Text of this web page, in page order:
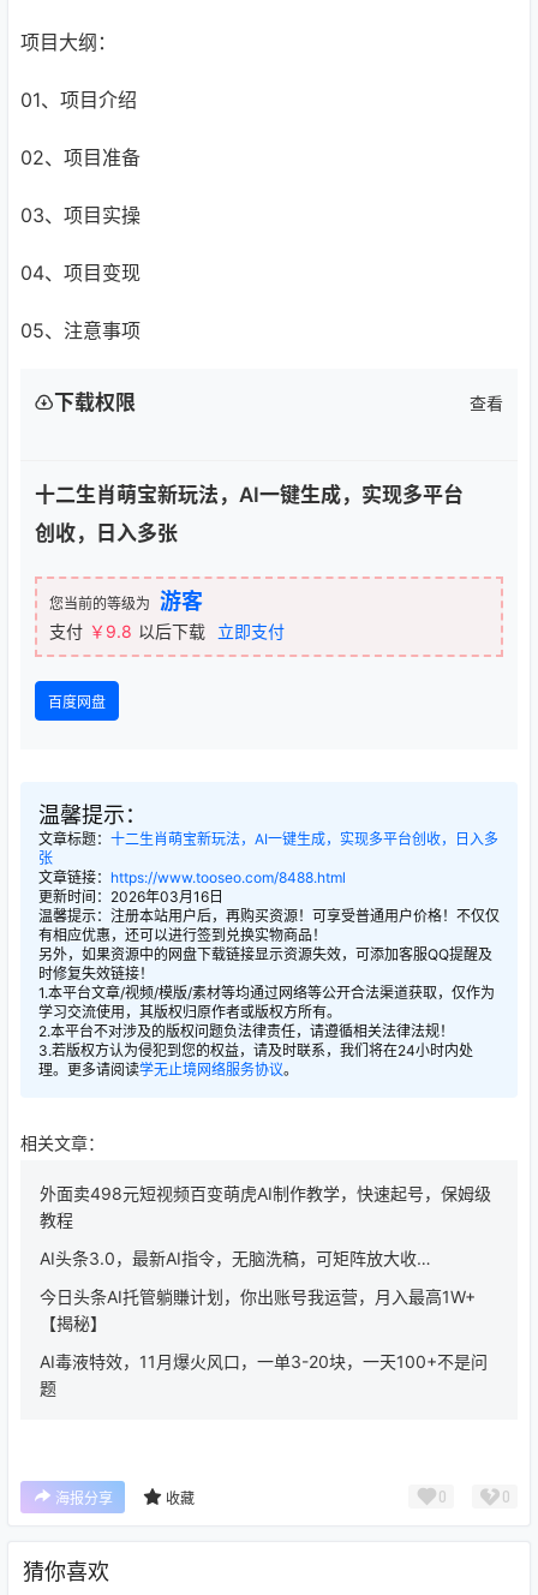
项目大纲：
01、项目介绍
02、项目准备
03、项目实操
04、项目变现
05、注意事项
下载权限 查看
十二生肖萌宝新玩法，AI一键生成，实现多平台
创收，日入多张
您当前的等级为 游客
支付 ￥9.8 以后下载 立即支付
百度网盘
温馨提示：
文章标题： 十二生肖萌宝新玩法，AI一键生成，实现多平台创收，日入多
张
文章链接： https://www.tooseo.com/8488.html
更新时间：2026年03月16日
温馨提示：注册本站用户后，再购买资源！可享受普通用户价格！不仅仅
有相应优惠，还可以进行签到兑换实物商品！
另外，如果资源中的网盘下载链接显示资源失效，可添加客服QQ提醒及
时修复失效链接！
1.本平台文章/视频/模版/素材等均通过网络等公开合法渠道获取，仅作为
学习交流使用，其版权归原作者或版权方所有。
2.本平台不对涉及的版权问题负法律责任，请遵循相关法律法规！
3.若版权方认为侵犯到您的权益，请及时联系，我们将在24小时内处
理。更多请阅读学无止境网络服务协议。
相关文章：
外面卖498元短视频百变萌虎AI制作教学，快速起号，保姆级
教程
AI头条3.0，最新AI指令，无脑洗稿，可矩阵放大收…
今日头条AI托管躺賺计划，你出账号我运营，月入最高1W+
【揭秘】
AI毒液特效，11月爆火风口，一单3-20块，一天100+不是问
题
海报分享 收藏 0 0
猜你喜欢